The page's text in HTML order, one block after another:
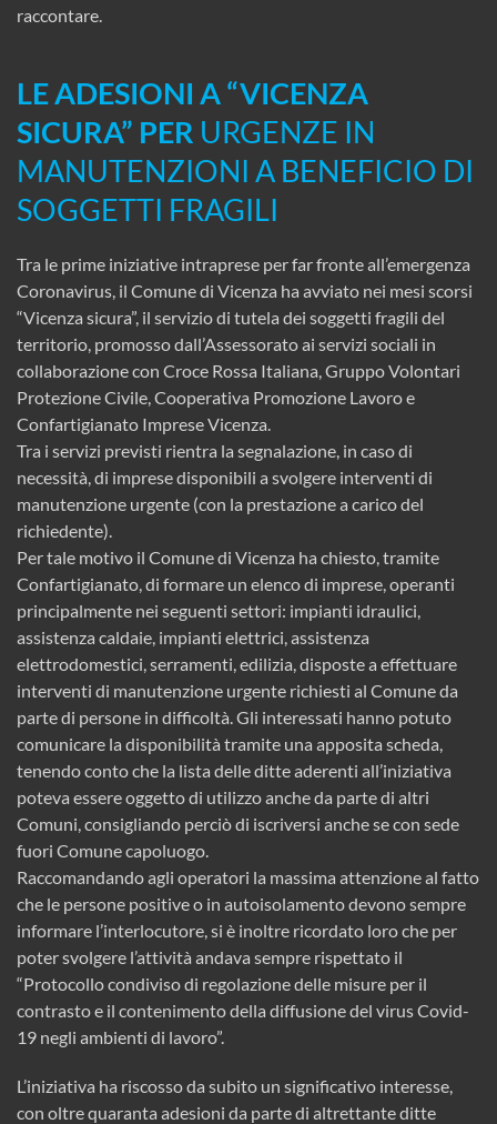
raccontare.
LE ADESIONI A “VICENZA
SICURA” PER URGENZE IN
MANUTENZIONI A BENEFICIO DI
SOGGETTI FRAGILI
Tra le prime iniziative intraprese per far fronte all’emergenza
Coronavirus, il Comune di Vicenza ha avviato nei mesi scorsi
“Vicenza sicura”, il servizio di tutela dei soggetti fragili del
territorio, promosso dall’Assessorato ai servizi sociali in
collaborazione con Croce Rossa Italiana, Gruppo Volontari
Protezione Civile, Cooperativa Promozione Lavoro e
Confartigianato Imprese Vicenza.
Tra i servizi previsti rientra la segnalazione, in caso di
necessità, di imprese disponibili a svolgere interventi di
manutenzione urgente (con la prestazione a carico del
richiedente).
Per tale motivo il Comune di Vicenza ha chiesto, tramite
Confartigianato, di formare un elenco di imprese, operanti
principalmente nei seguenti settori: impianti idraulici,
assistenza caldaie, impianti elettrici, assistenza
elettrodomestici, serramenti, edilizia, disposte a effettuare
interventi di manutenzione urgente richiesti al Comune da
parte di persone in difficoltà. Gli interessati hanno potuto
comunicare la disponibilità tramite una apposita scheda,
tenendo conto che la lista delle ditte aderenti all’iniziativa
poteva essere oggetto di utilizzo anche da parte di altri
Comuni, consigliando perciò di iscriversi anche se con sede
fuori Comune capoluogo.
Raccomandando agli operatori la massima attenzione al fatto
che le persone positive o in autoisolamento devono sempre
informare l’interlocutore, si è inoltre ricordato loro che per
poter svolgere l’attività andava sempre rispettato il
“Protocollo condiviso di regolazione delle misure per il
contrasto e il contenimento della diffusione del virus Covid-
19 negli ambienti di lavoro”.
L’iniziativa ha riscosso da subito un significativo interesse,
con oltre quaranta adesioni da parte di altrettante ditte